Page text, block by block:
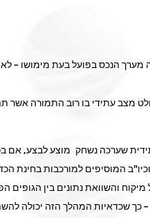
מצב עתידי בו רוב התמורה
שערכה נשחק מוצע לבצע,
המוסיפים למורכבות בחינת
והשוואת נתונים בין
מתומחרת מראש בהתאם, והיא גבוהה יותר ממשכנתא רגילה